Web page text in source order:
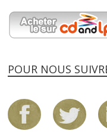
POUR NOUS